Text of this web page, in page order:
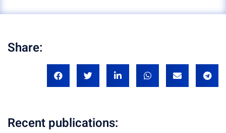
Share:
Recent publications: